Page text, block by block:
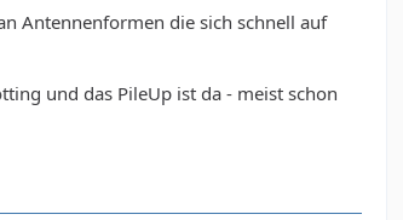
Antennenformen die sich schnell auf
und das PileUp ist da - meist schon